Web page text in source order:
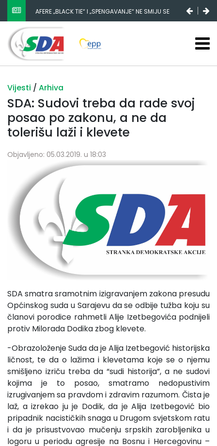
AFERE „BLACK TIE“ I „SPENGAVANJE“ NE SMIJU SE
ZATAŠKATI
Vijesti / Arhiva
SDA: Sudovi treba da rade svoj
posao po zakonu, a ne da
tolerišu laži i klevete
Objavljeno: 05.03.2019. u 18:03
SDA smatra sramotnim izigravanjem zakona presudu
Općinskog suda u Sarajevu da se odbije tužba koju su
članovi porodice rahmetli Alije Izetbegovića podnijeli
protiv Milorada Dodika zbog klevete.
-Obrazoloženje Suda da je Alija Izetbegović historijska
ličnost, te da o lažima i klevetama koje se o njemu
smišljeno izriču treba da “sudi historija”, a ne sudovi
kojima je to posao, smatramo nedopustivim
izrugivanjem sa pravdom i zdravim razumom. Čista je
laž, a izrekao ju je Dodik, da je Alija Izetbegović bio
pripadnik nacističkih snaga u Drugom svjetskom ratu
i da je prisustvovao mučenju srpskih zarobljenika u
logoru u periodu agresije na Bosnu i Hercegovinu –